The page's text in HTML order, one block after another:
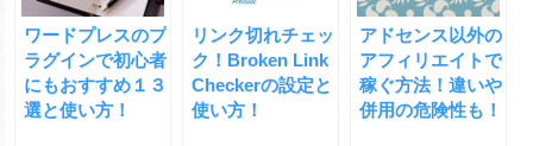
ワードプレスのプ
ラグインで初心者
にもおすすめ１３
選と使い方！
リンク切れチェッ
ク！Broken Link
Checkerの設定と
使い方！
アドセンス以外の
アフィリエイトで
稼ぐ方法！違いや
併用の危険性も！